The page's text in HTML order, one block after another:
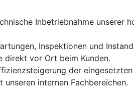
Inbetriebnahme unserer
Inspektionen und
direkt vor Ort beim Kunden.
der
internen Fachbereichen.